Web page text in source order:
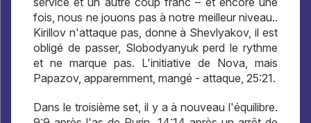
fois, nous ne jouons pas à notre meilleur niveau..
Kirillov n'attaque pas, donne à Shevlyakov, il est
obligé de passer, Slobodyanyuk perd le rythme
et ne marque pas. L'initiative de Nova, mais
Papazov, apparemment, mangé - attaque, 25:21.
Dans le troisième set, il y a à nouveau l'équilibre.